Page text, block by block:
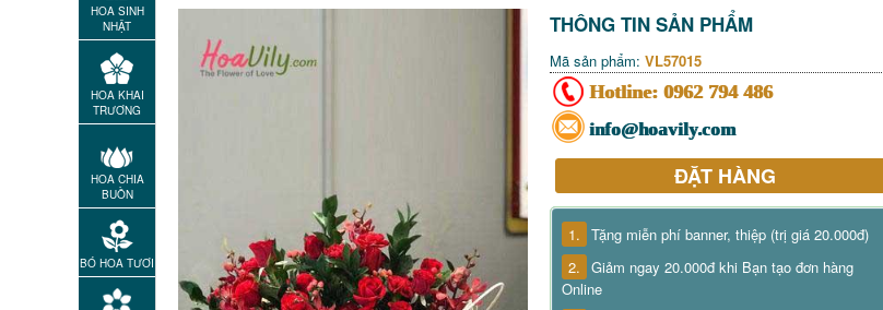
HOA SINH
NHẬT
HOA KHAI
TRƯƠNG
HOA CHIA
BUỒN
BÓ HOA TƯƠI
THÔNG TIN SẢN PHẨM
Mã sản phẩm: VL57015
Hotline: 0962 794 486
info@hoavily.com
ĐẶT HÀNG
1. Tặng miễn phí banner, thiệp (trị giá 20.000đ)
2. Giảm ngay 20.000đ khi Bạn tạo đơn hàng
Online